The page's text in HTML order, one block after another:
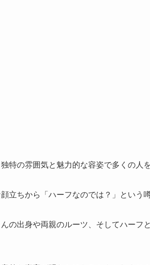
特の雰囲気と魅力的な容姿で多くの人
立ちから「ハーフなのでは？」という
の出身や両親のルーツ、そしてハーフ